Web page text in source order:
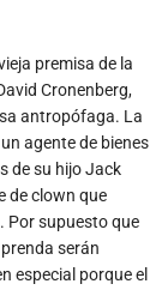
premisa de la
Cronenberg,
antropófaga. La
agente de bienes
de su hijo Jack
de clown que
Por supuesto que
serán
especial porque el